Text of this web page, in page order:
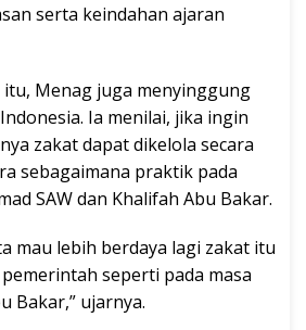
serta keindahan ajaran
itu, Menag juga menyinggung
Ia menilai, jika ingin
zakat dapat dikelola secara
sebagaimana praktik pada
SAW dan Khalifah Abu Bakar.
mau lebih berdaya lagi zakat itu
seperti pada masa
Bakar,” ujarnya.